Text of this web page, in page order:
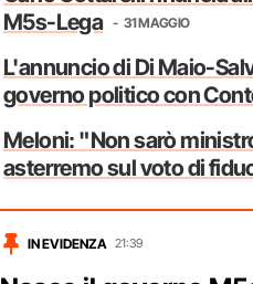
M5s-Lega
31 MAGGIO
L'annuncio di Di Maio-
governo politico con
Meloni: "Non sarò
asterremo sul voto di
IN EVIDENZA 21:39